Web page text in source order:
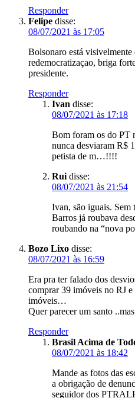
Responder
Felipe disse:
08/07/2021 às 17:05
Bolsonaro está visivelmente
redemocratizaçao, briga
presidente.
Responder
Ivan disse:
08/07/2021 às 17:18
Bom foram os do PT
nunca desviaram
petista de m…!!!!
Rui disse:
08/07/2021 às 21:54
Ivan, são iguais.
Barros já roubava
roubando na “nova
Bozo Lixo disse:
08/07/2021 às 16:59
Era pra ter falado dos
comprar 39 imóveis no RJ
imóveis…
Quer parecer um santo
Responder
Brasil Acima de
08/07/2021 às 18:42
Mande as fotos das
a obrigação de
seguidor dos